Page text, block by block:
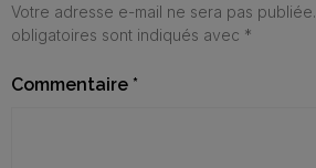
Votre adresse e-mail ne sera pas publiée.
obligatoires sont indiqués avec *
Commentaire *